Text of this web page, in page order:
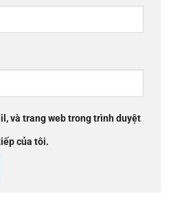
và trang web trong trình duyệt
của tôi.